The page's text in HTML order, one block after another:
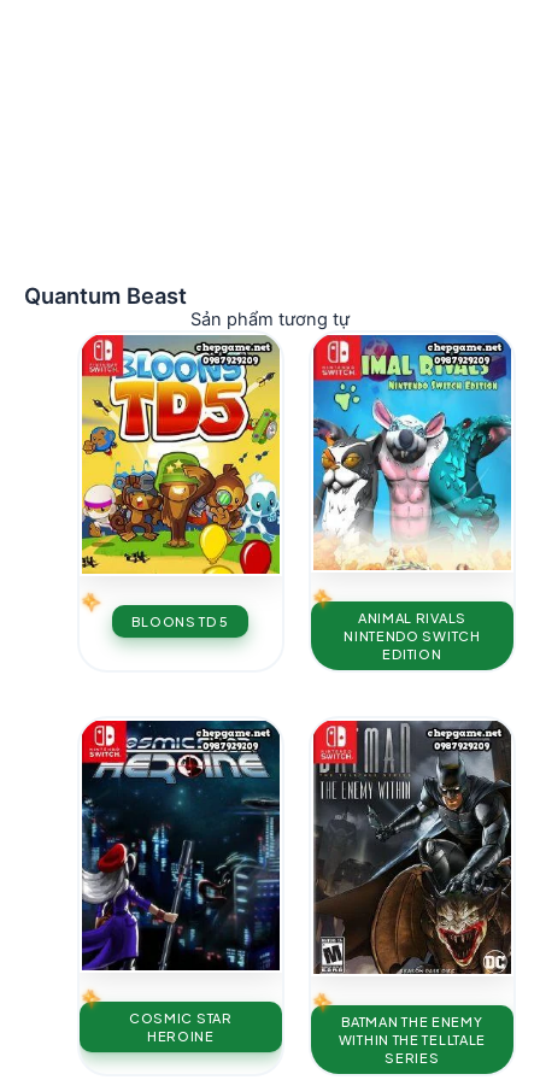
Quantum Beast
Sản phẩm tương tự
BLOONS TD 5
ANIMAL RIVALS
NINTENDO SWITCH
EDITION
COSMIC STAR
HEROINE
BATMAN THE ENEMY
WITHIN THE TELLTALE
SERIES